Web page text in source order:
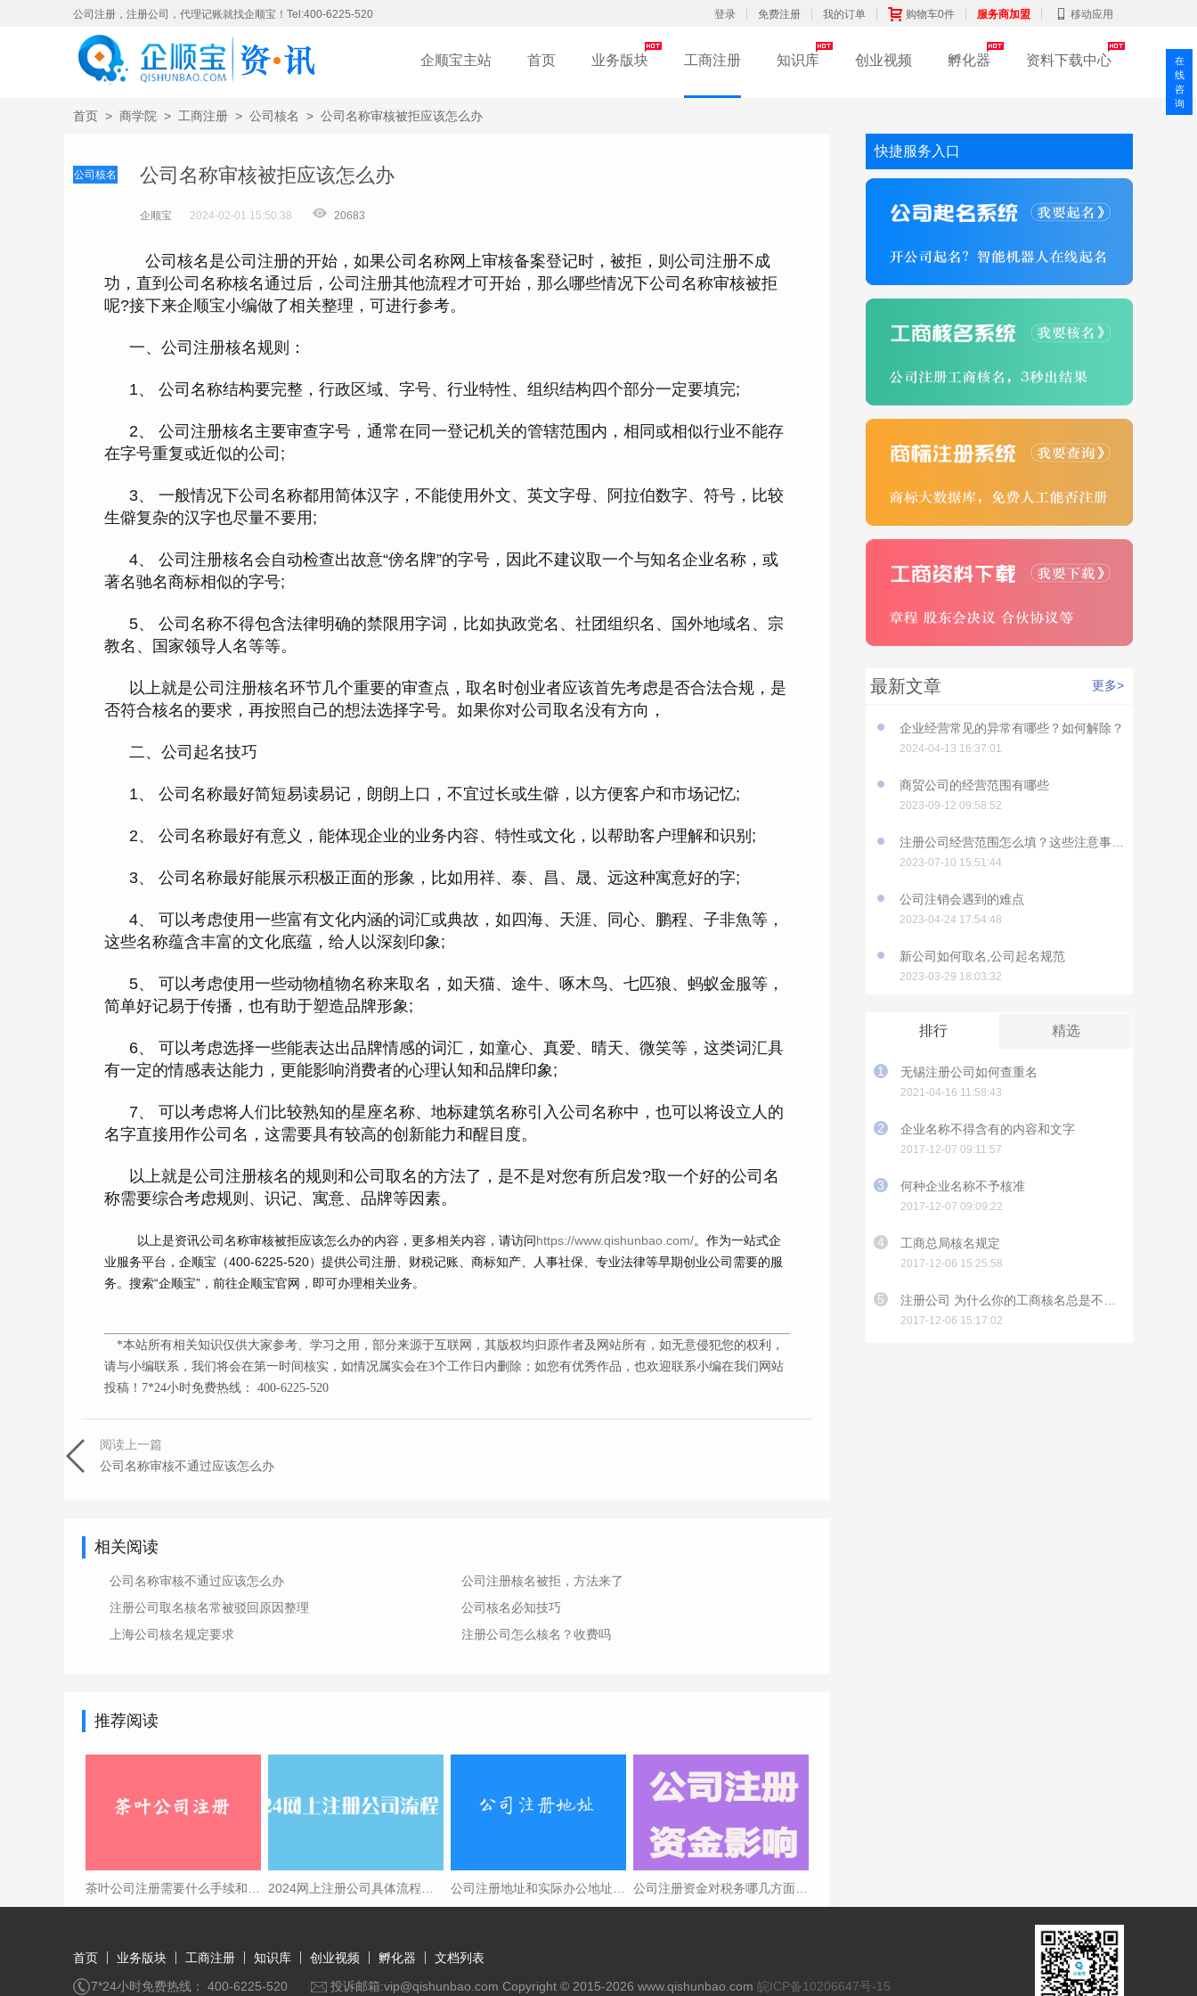
公司注册，注册公司，代理记账就找企顺宝！Tel:400-6225-520 登录 免费注册 我的订单 购物车0件 服务商加盟 移动应用
企顺宝主站 首页 业务版块 工商注册 知识库 创业视频 孵化器 资料下载中心
首页 > 商学院 > 工商注册 > 公司核名 > 公司名称审核被拒应该怎么办
快捷服务入口
最新文章 更多>
企业经营常见的异常有哪些？如何解除？
2024-04-13 16:37:01
商贸公司的经营范围有哪些
2023-09-12 09:58:52
2023-07-10 15:51:44
公司注销会遇到的难点
2023-04-24 17:54:48
新公司如何取名,公司起名规范
2023-03-29 18:03:32
排行 精选
1 无锡注册公司如何查重名
2021-04-16 11:58:43
2 企业名称不得含有的内容和文字
2017-12-07 09:11:57
3 何种企业名称不予核准
2017-12-07 09:09:22
4 工商总局核名规定
2017-12-06 15:25:58
5
2017-12-06 15:17:02
公司核名 公司名称审核被拒应该怎么办
企顺宝 2024-02-01 15:50:38 20683
公司核名是公司注册的开始，如果公司名称网上审核备案登记时，被拒，则公司注册不成
功，直到公司名称核名通过后，公司注册其他流程才可开始，那么哪些情况下公司名称审核被拒
呢?接下来企顺宝小编做了相关整理，可进行参考。
一、公司注册核名规则：
1、 公司名称结构要完整，行政区域、字号、行业特性、组织结构四个部分一定要填完;
2、 公司注册核名主要审查字号，通常在同一登记机关的管辖范围内，相同或相似行业不能存
在字号重复或近似的公司;
3、 一般情况下公司名称都用简体汉字，不能使用外文、英文字母、阿拉伯数字、符号，比较
生僻复杂的汉字也尽量不要用;
4、 公司注册核名会自动检查出故意“傍名牌”的字号，因此不建议取一个与知名企业名称，或
著名驰名商标相似的字号;
5、 公司名称不得包含法律明确的禁限用字词，比如执政党名、社团组织名、国外地域名、宗
教名、国家领导人名等等。
以上就是公司注册核名环节几个重要的审查点，取名时创业者应该首先考虑是否合法合规，是
否符合核名的要求，再按照自己的想法选择字号。如果你对公司取名没有方向，
二、公司起名技巧
1、 公司名称最好简短易读易记，朗朗上口，不宜过长或生僻，以方便客户和市场记忆;
2、 公司名称最好有意义，能体现企业的业务内容、特性或文化，以帮助客户理解和识别;
3、 公司名称最好能展示积极正面的形象，比如用祥、泰、昌、晟、远这种寓意好的字;
4、 可以考虑使用一些富有文化内涵的词汇或典故，如四海、天涯、同心、鹏程、子非魚等，
这些名称蕴含丰富的文化底蕴，给人以深刻印象;
5、 可以考虑使用一些动物植物名称来取名，如天猫、途牛、啄木鸟、七匹狼、蚂蚁金服等，
简单好记易于传播，也有助于塑造品牌形象;
6、 可以考虑选择一些能表达出品牌情感的词汇，如童心、真爱、晴天、微笑等，这类词汇具
有一定的情感表达能力，更能影响消费者的心理认知和品牌印象;
7、 可以考虑将人们比较熟知的星座名称、地标建筑名称引入公司名称中，也可以将设立人的
名字直接用作公司名，这需要具有较高的创新能力和醒目度。
以上就是公司注册核名的规则和公司取名的方法了，是不是对您有所启发?取一个好的公司名
称需要综合考虑规则、识记、寓意、品牌等因素。
以上是资讯公司名称审核被拒应该怎么办的内容，更多相关内容，请访问https://www.qishunbao.com/。作为一站式企
业服务平台，企顺宝（400-6225-520）提供公司注册、财税记账、商标知产、人事社保、专业法律等早期创业公司需要的服
务。搜索“企顺宝”，前往企顺宝官网，即可办理相关业务。
*本站所有相关知识仅供大家参考、学习之用，部分来源于互联网，其版权均归原作者及网站所有，如无意侵犯您的权利，
请与小编联系，我们将会在第一时间核实，如情况属实会在3个工作日内删除；如您有优秀作品，也欢迎联系小编在我们网站
投稿！7*24小时免费热线： 400-6225-520
阅读上一篇
公司名称审核不通过应该怎么办
相关阅读
公司名称审核不通过应该怎么办
公司注册核名被拒，方法来了
注册公司取名核名常被驳回原因整理
公司核名必知技巧
上海公司核名规定要求
注册公司怎么核名？收费吗
推荐阅读
首页 业务版块 工商注册 知识库 创业视频 孵化器
文档列表
7*24小时免费热线： 400-6225-520
投诉邮箱:vip@qishunbao.com Copyright © 2015-2026 www.qishunbao.com 皖ICP备10206647号-15
在
线
咨
询